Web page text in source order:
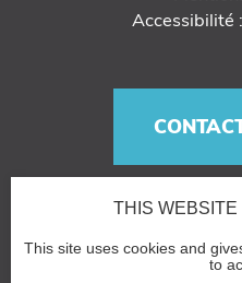
Accessibilité
THIS
This site uses cookies and
to